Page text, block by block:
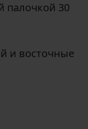
палочкой 30
и восточные